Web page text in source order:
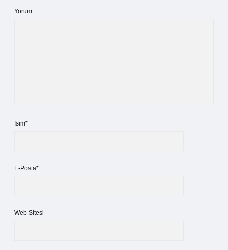
Yorum
İsim*
E-Posta*
Web Sitesi